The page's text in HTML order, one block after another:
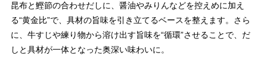
昆布と鰹節の合わせだしに、醤油やみりんなどを控えめに加え
る“黄金比”で、具材の旨味を引き立てるベースを整えます。さら
に、牛すじや練り物から溶け出す旨味を“循環”させることで、だ
しと具材が一体となった奥深い味わいに。